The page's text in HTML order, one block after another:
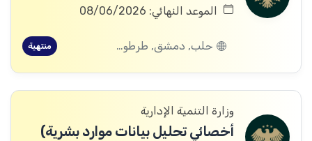
الموعد النهائي: 08/06/2026
حلب, دمشق, طرطوس, ريف دمشق, ديرالزور, درعا, إدلب, القنيطرة, اللاذقية, الرقة, حمص, الحسكة, حماة منتهية
وزارة التنمية الإدارية
أخصائي تحليل بيانات موارد بشرية)